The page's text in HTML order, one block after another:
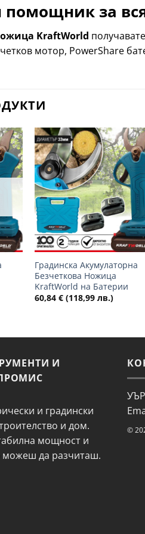
за
KraftWorld
мотор, PowerShare
в
в
+
Градинска Акумулаторна
Безчеткова Ножица
KraftWorld на Батерии
60,84 € (118,99 лв.)
И
и градински
и дом.
мощност и
можеш да разчиташ.
©